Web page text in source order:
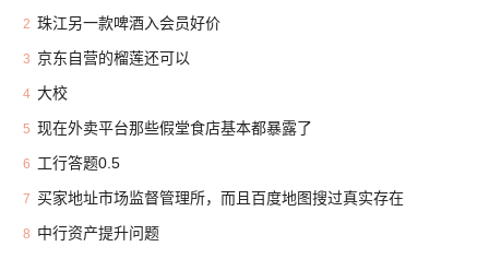
2 珠江另一款啤酒入会员好价
3 京东自营的榴莲还可以
4 大校
5 现在外卖平台那些假堂食店基本都暴露了
6 工行答题0.5
7 买家地址市场监督管理所，而且百度地图搜过真实存在
8 中行资产提升问题